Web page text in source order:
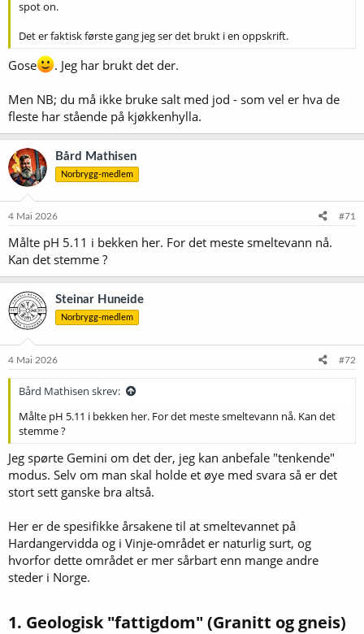
spot on.
Det er faktisk første gang jeg ser det brukt i en oppskrift.
Gose . Jeg har brukt det der.
Men NB; du må ikke bruke salt med jod - som vel er hva de
fleste har stående på kjøkkenhylla.
Bård Mathisen
Norbrygg-medlem
4 Mai 2026 #71
Målte pH 5.11 i bekken her. For det meste smeltevann nå.
Kan det stemme ?
Steinar Huneide
Norbrygg-medlem
4 Mai 2026 #72
Bård Mathisen skrev:
Målte pH 5.11 i bekken her. For det meste smeltevann nå. Kan det
stemme ?
Jeg spørte Gemini om det der, jeg kan anbefale "tenkende"
modus. Selv om man skal holde et øye med svara så er det
stort sett ganske bra altså.
Her er de spesifikke årsakene til at smeltevannet på
Hardangervidda og i Vinje-området er naturlig surt, og
hvorfor dette området er mer sårbart enn mange andre
steder i Norge.
1. Geologisk "fattigdom" (Granitt og gneis)​